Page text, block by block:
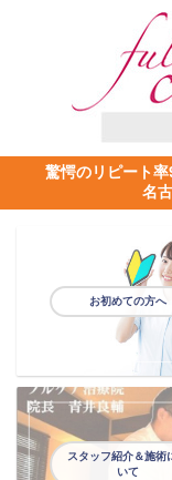
驚愕のリピート
名
お初めての方へ
スタッフ紹介＆施術
いて